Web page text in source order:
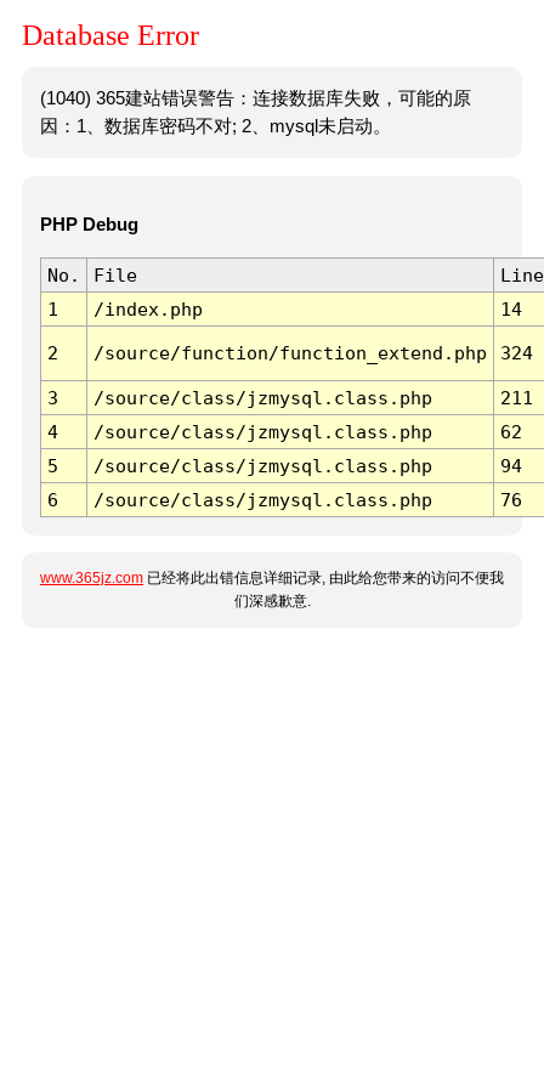
Database Error
(1040) 365建站错误警告：连接数据库失败，可能的原
因：1、数据库密码不对; 2、mysql未启动。
PHP Debug
No. File
Line
1
/index.php 14
2 /source/function/function_extend.php 324
3 /source/class/jzmysql.class.php
211
4
/source/class/jzmysql.class.php
62
5
/source/class/jzmysql.class.php
94
6
/source/class/jzmysql.class.php 76
www.365jz.com 已经将此出错信息详细记录, 由此给您带来的访问不便我
们深感歉意.